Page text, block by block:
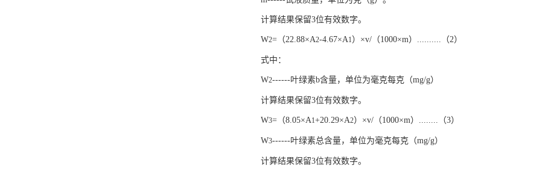
计算结果保留3位有效数字。
W2=（22.88×A2-4.67×A1）×v/（1000×m）..........（2）
式中：
W2------叶绿素b含量，单位为毫克每克（mg/g）
计算结果保留3位有效数字。
W3=（8.05×A1+20.29×A2）×v/（1000×m）........（3）
W3------叶绿素总含量，单位为毫克每克（mg/g）
计算结果保留3位有效数字。